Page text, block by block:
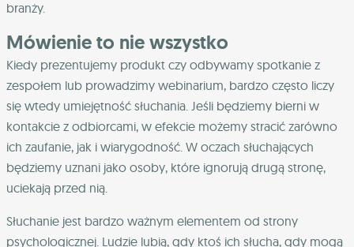
branży.
Mówienie to nie wszystko
Kiedy prezentujemy produkt czy odbywamy spotkanie z
zespołem lub prowadzimy webinarium, bardzo często liczy
się wtedy umiejętność słuchania. Jeśli będziemy bierni w
kontakcie z odbiorcami, w efekcie możemy stracić zarówno
ich zaufanie, jak i wiarygodność. W oczach słuchających
będziemy uznani jako osoby, które ignorują drugą stronę,
uciekają przed nią.
Słuchanie jest bardzo ważnym elementem od strony
psychologicznej. Ludzie lubią, gdy ktoś ich słucha, gdy mogą